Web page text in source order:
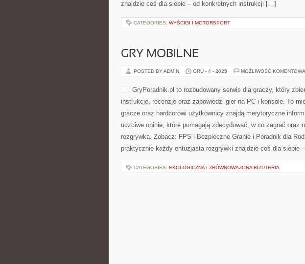
znajdzie coś dla siebie – od konkretnych instrukcji […]
CATEGORIES: WYŚCIGI I MOTORSPORT
GRY MOBILNE
POSTED BY ADMIN GRU - 4 - 2025 MOŻLIWOŚĆ
GryPoradnik.pl to rozbudowany serwis dla graczy, który
instrukcje, recenzje oraz zapowiedzi gier na PC i konsole. To
gracze oraz hardcorowi użytkownicy znajdą merytoryczne
uczciwe opinie, które pomagają zdecydować, w co zagrać oraz
rozgrywką. Zobacz: FPS i Bezpieczne Granie i Poradnik dla
praktycznie każdy entuzjasta rozgrywki znajdzie coś dla siebie
CATEGORIES: EKOLOGICZNA I ZRÓWNOWAŻONA BIŻUTERIA